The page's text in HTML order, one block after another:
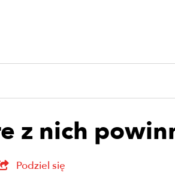
z nich
Podziel się